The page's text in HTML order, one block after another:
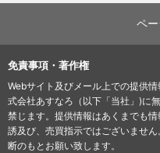
ペ
免責事項・著作権
Webサイト及びメール上での提供
式会社あすなろ（以下「当社」)に
禁じます。提供情報はあくまでも
誘及び、売買指示ではございませ
断のもとお願い致します。